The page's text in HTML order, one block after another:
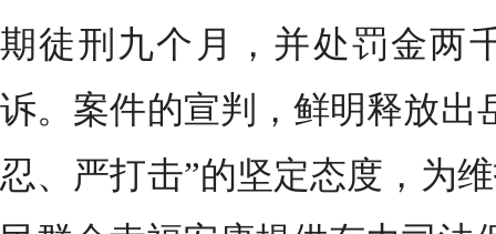
期徒刑九个月，并处罚金两
诉。案件的宣判，鲜明释放出
忍、严打击”的坚定态度，为